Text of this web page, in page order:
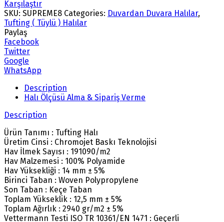
Karşılaştır
SKU: SUPREME8 Categories: Duvardan Duvara Halılar,
Tufting ( Tüylü ) Halılar
Paylaş
Facebook
Twitter
Google
WhatsApp
Description
Halı Ölçüsü Alma & Sipariş Verme
Description
Ürün Tanımı : Tufting Halı
Üretim Cinsi : Chromojet Baskı Teknolojisi
Hav İlmek Sayısı : 191090/m2
Hav Malzemesi : 100% Polyamide
Hav Yüksekliği : 14 mm ± 5%
Birinci Taban : Woven Polypropylene
Son Taban : Keçe Taban
Toplam Yükseklik : 12,5 mm ± 5%
Toplam Ağırlık : 2940 gr/m2 ± 5%
Vettermann Testi ISO TR 10361/EN 1471 : Geçerli